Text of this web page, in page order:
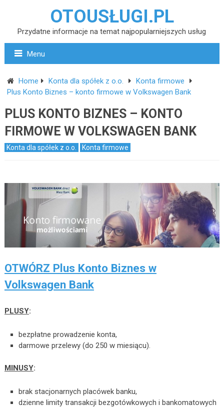
OTOUSŁUGI.PL
Przydatne informacje na temat najpopularniejszych usług
Menu
Home Konta dla spółek z o.o.
Konta firmowe
Plus Konto Biznes – konto firmowe w Volkswagen Bank
PLUS KONTO BIZNES – KONTO
FIRMOWE W VOLKSWAGEN BANK
Konta dla spółek z o.o. Konta firmowe
OTWÓRZ Plus Konto Biznes w
Volkswagen Bank
PLUSY:
bezpłatne prowadzenie konta,
darmowe przelewy (do 250 w miesiącu).
MINUSY:
brak stacjonarnych placówek banku,
dzienne limity transakcji bezgotówkowych i bankomatowych